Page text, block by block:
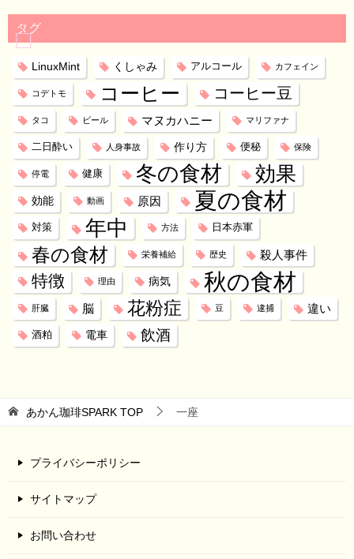
タグ
LinuxMint くしゃみ アルコール カフェイン
コデトモ コーヒー コーヒー豆
タコ ビール マヌカハニー マリファナ
二日酔い 人身事故 作り方 便秘 保険
停電 健康 冬の食材 効果
効能 動画 原因 夏の食材
対策 年中 方法 日本赤軍
春の食材 栄養補給 歴史 殺人事件
特徴 理由 病気 秋の食材
肝臓 脳 花粉症 豆 逮捕 違い
酒粕 電車 飲酒
あかん珈琲SPARK TOP 一座
プライバシーポリシー
サイトマップ
お問い合わせ